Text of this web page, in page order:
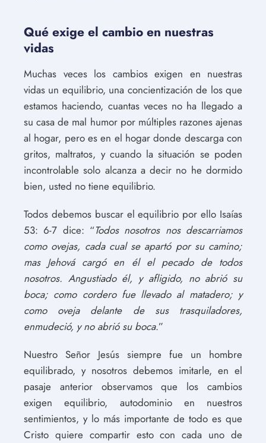
Qué exige el cambio en nuestras
vidas
Muchas veces los cambios exigen en nuestras
vidas un equilibrio, una concientización de los que
estamos haciendo, cuantas veces no ha llegado a
su casa de mal humor por múltiples razones ajenas
al hogar, pero es en el hogar donde descarga con
gritos, maltratos, y cuando la situación se poden
incontrolable solo alcanza a decir no he dormido
bien, usted no tiene equilibrio.
Todos debemos buscar el equilibrio por ello Isaías
53: 6-7 dice: “Todos nosotros nos descarriamos
como ovejas, cada cual se apartó por su camino;
mas Jehová cargó en él el pecado de todos
nosotros. Angustiado él, y afligido, no abrió su
boca; como cordero fue llevado al matadero; y
como oveja delante de sus trasquiladores,
enmudeció, y no abrió su boca.”
Nuestro Señor Jesús siempre fue un hombre
equilibrado, y nosotros debemos imitarle, en el
pasaje anterior observamos que los cambios
exigen equilibrio, autodominio en nuestros
sentimientos, y lo más importante de todo es que
Cristo quiere compartir esto con cada uno de